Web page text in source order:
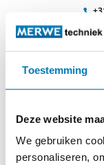
Toestemming
Deze website
We gebruiken
personaliseren,
Veelzijdig